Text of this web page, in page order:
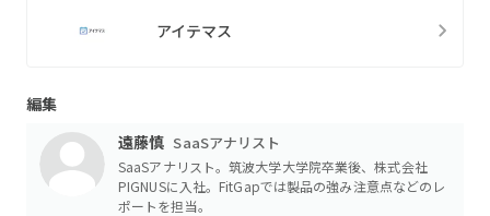
アイテマス
編集
遠藤慎 SaaSアナリスト
SaaSアナリスト。筑波大学大学院卒業後、株式会社
PIGNUSに入社。FitGapでは製品の強み注意点などのレ
ポートを担当。